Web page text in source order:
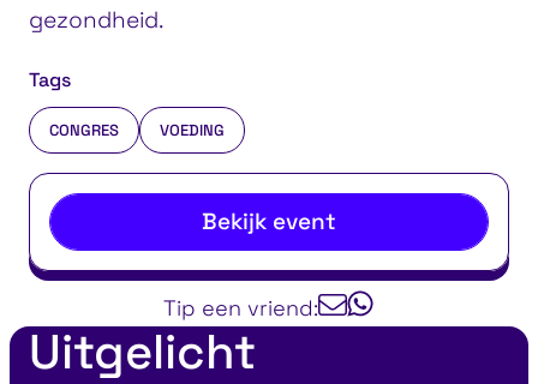
gezondheid.
Tags
CONGRES VOEDING
Bekijk event
Tip een vriend:
Uitgelicht